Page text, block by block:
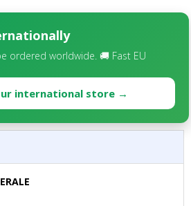
ordered worldwide. 🚚 Fast EU
international store →